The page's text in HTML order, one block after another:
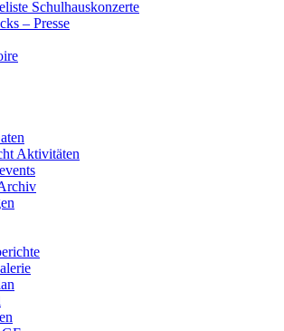
Schulhauskonzerte
– Presse
Aktivitäten